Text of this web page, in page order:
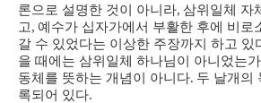
론으로 설명한 것이 아니라, 삼위일체 자
고, 예수가 십자가에서 부활한 후에 비로
갈 수 있었다는 이상한 주장까지 하고 있
을 때에는 삼위일체 하나님이 아니었는가
동체를 뜻하는 개념이 아니다. 두 날개의
록되어 있다.